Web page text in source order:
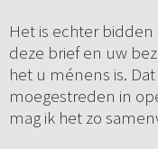
Het is echter
deze brief en uw
het u ménens is.
moegestreden in
mag ik het zo